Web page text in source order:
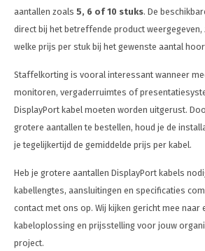
aantallen zoals 5, 6 of 10 stuks. De
direct bij het betreffende product
welke prijs per stuk bij het gewenste aantal
Staffelkorting is vooral interessant wanneer
monitoren, vergaderruimtes of
DisplayPort kabel moeten worden uitgerust.
grotere aantallen te bestellen, houd je de
je tegelijkertijd de gemiddelde prijs per kabel.
Heb je grotere aantallen DisplayPort kabels
kabellengtes, aansluitingen en specificaties
contact met ons op. Wij kijken gericht mee naar
kabeloplossing en prijsstelling voor jouw
project.